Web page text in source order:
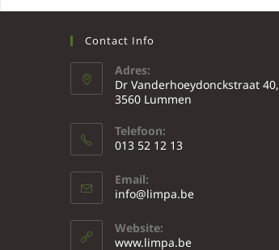
Contact Info
Adres:
Dr Vanderhoeydonckstraat 40,
3560 Lummen
Telefoon:
013 52 12 13
Email:
info@limpa.be
Website:
www.limpa.be